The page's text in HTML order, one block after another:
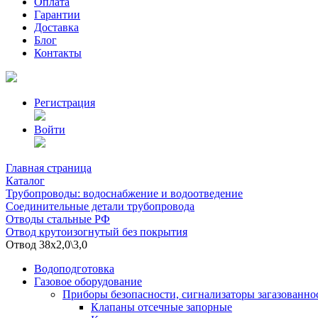
Гарантии
Доставка
Блог
Контакты
Регистрация
Войти
Главная страница
Каталог
Трубопроводы: водоснабжение и водоотведение
Соединительные детали трубопровода
Отводы стальные РФ
Отвод крутоизогнутый без покрытия
Отвод 38х2,0\3,0
Водоподготовка
Газовое оборудование
Приборы безопасности, сигнализаторы
Клапаны отсечные запорные